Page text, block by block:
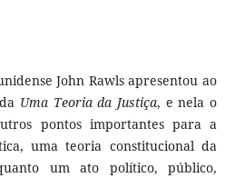
John Rawls apresentou ao
Uma Teoria da Justiça, e nela o
pontos importantes para a
uma teoria constitucional da
um ato político, público,